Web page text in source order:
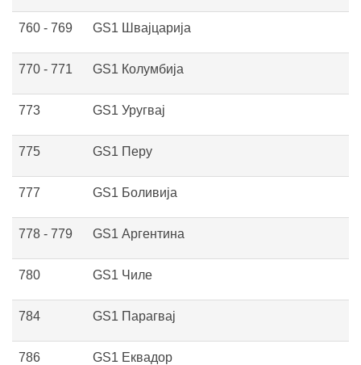
760 - 769 GS1 Швајцарија
770 - 771 GS1 Колумбија
773 GS1 Уругвај
775 GS1 Перу
777 GS1 Боливија
778 - 779 GS1 Аргентина
780 GS1 Чиле
784 GS1 Парагвај
786 GS1 Еквадор